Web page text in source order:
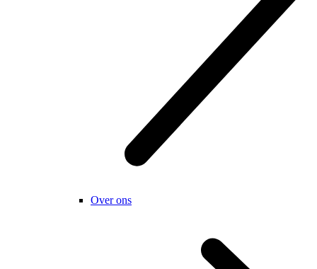
Over ons